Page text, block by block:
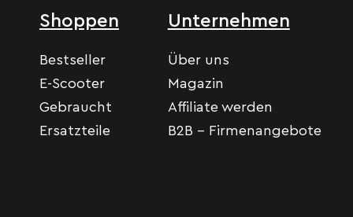
Shoppen
Bestseller
E-Scooter
Gebraucht
Ersatzteile
Unternehmen
Über uns
Magazin
Affiliate werden
B2B - Firmenangebote